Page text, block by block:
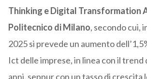
Thinking e Digital Transformation
Politecnico di Milano, secondo cui,
2025 si prevede un aumento
Ict delle imprese, in linea con il trend
anni, seppur con un tasso di